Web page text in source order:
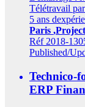
Télétravail
5 ans
Paris
Réf 2018-
Published/
Technico-
ERP